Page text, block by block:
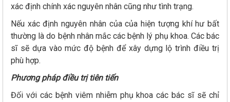
xác định chính xác nguyên nhân cũng như tình trạng.
Nếu xác định nguyên nhân của của hiện tượng khí hư bất
thường là do bệnh nhân mắc các bệnh lý phụ khoa. Các bác
sĩ sẽ dựa vào mức độ bệnh để xây dựng lộ trình điều trị
phù hợp.
Phương pháp điều trị tiên tiến
Đối với các bệnh viêm nhiễm phụ khoa các bác sĩ sẽ chỉ